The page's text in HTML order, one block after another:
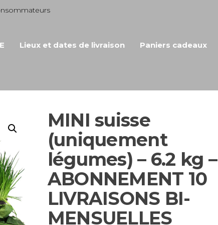
Lieux et dates de livraison Paniers cadeaux
MINI suisse
(uniquement
légumes) – 6.2 kg –
ABONNEMENT 10
LIVRAISONS BI-
MENSUELLES